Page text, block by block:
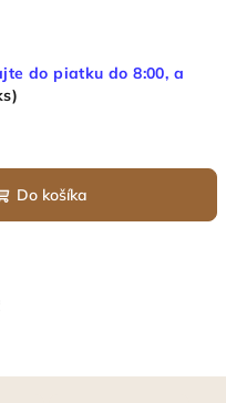
do piatku do 8:00, a
Do košíka